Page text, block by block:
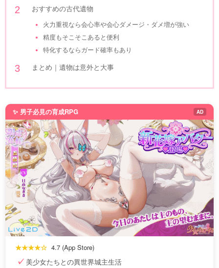
おすすめの古代遺物
火力重視なら会心率や会心ダメージ・ダメ増が強い
精度もそこそこあると便利
特化するならガード確率もあり
まとめ｜遺物は意外と大事
✨ 男子必見の育成RPG AD
★★★★☆ 4.7 (App Store)
美少女たちとの異世界城主生活